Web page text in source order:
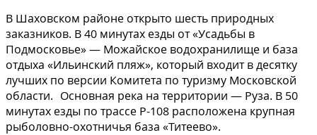
В Шаховском районе открыто шесть природных
заказников. В 40 минутах езды от «Усадьбы в
Подмосковье» — Можайское водохранилище и база
отдыха «Ильинский пляж», который входит в десятку
лучших по версии Комитета по туризму Московской
области. Основная река на территории — Руза. В 50
минутах езды по трассе Р-108 расположена крупная
рыболовно-охотничья база «Титеево».